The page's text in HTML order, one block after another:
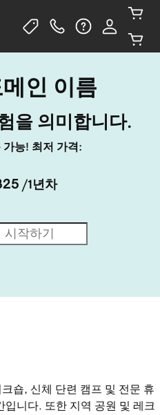
인 이름
을 의미합니다.
가능! 최저 가격:
/1년차
숍, 신체 단련 캠프 및 전문 휴
니다. 또한 지역 공원 및 레크